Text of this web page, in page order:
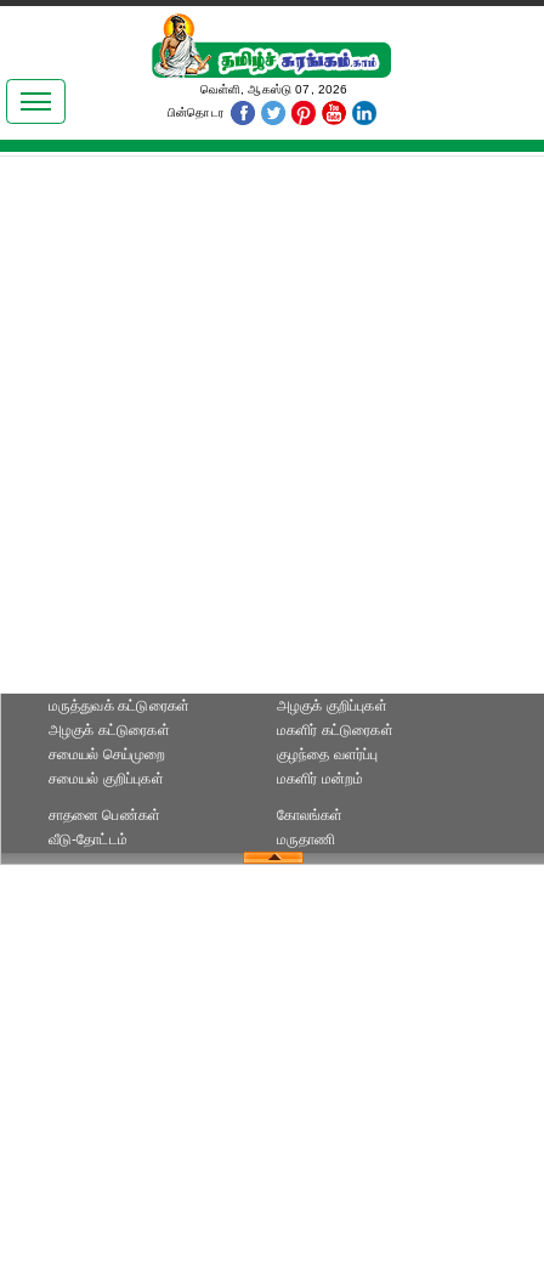
இலக்கியங்கள்
தமிழ் உலகம்
வெள்ளி, ஆகஸ்டு 07, 2026
பின்தொடர
மருத்துவக் கட்டுரைகள்
அழகுக் கட்டுரைகள்
அழகுக் குறிப்புகள்
மகளிர் கட்டுரைகள்
சமையல் செய்முறை
சமையல் குறிப்புகள்
குழந்தை வளர்ப்பு
மகளிர் மன்றம்
சாதனை பெண்கள்
வீடு-தோட்டம்
கோலங்கள்
மருதாணி